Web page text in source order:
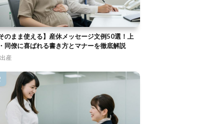
そのまま使える】産休メッセージ文例50選！上
同僚に喜ばれる書き方とマナーを徹底解説
出産